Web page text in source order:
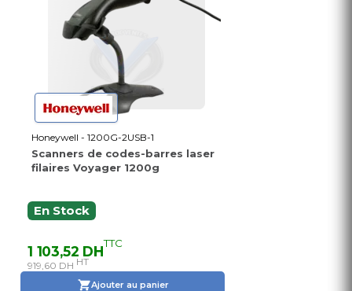
Honeywell - 1200G-2USB-1
Scanners de codes-barres laser
filaires Voyager 1200g
En Stock
1 103,52 DHTTC
919,60 DH HT
Ajouter au panier